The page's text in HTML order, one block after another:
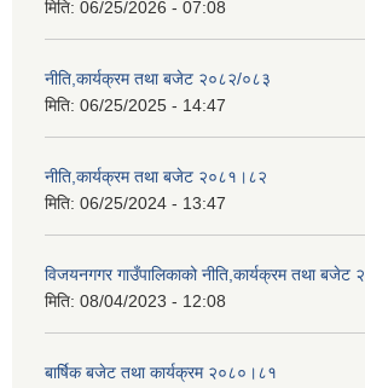
मिति: 06/25/2026 - 07:08
नीति,कार्यक्रम तथा बजेट २०८२/०८३
मिति: 06/25/2025 - 14:47
नीति,कार्यक्रम तथा बजेट २०८१।८२
मिति: 06/25/2024 - 13:47
विजयनगगर गाउँपालिकाको नीति,कार्यक्रम तथा
मिति: 08/04/2023 - 12:08
बार्षिक बजेट तथा कार्यक्रम २०८०।८१